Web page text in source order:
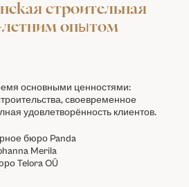
строительная
летним опытом
основными ценностями:
своевременное
удовлетворённость клиентов.
бюро Panda
Merila
Telora OÜ